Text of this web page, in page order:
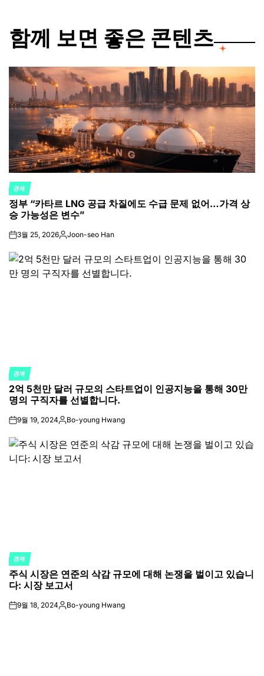
함께 보면 좋은 콘텐츠
POSTED
IN
경제
정부 “카타르 LNG 공급 차질에도 수급 문제 없어…가격 상
승 가능성은 변수”
on3월 25, 2026Posted
Joon-seo Han
POSTED
IN
경제
2억 5천만 달러 규모의 스타트업이 인공지능을 통해 30만
명의 구직자를 선별합니다.
on9월 19, 2024Posted
Bo-young Hwang
POSTED
IN
경제
주식 시장은 연준의 삭감 규모에 대해 논쟁을 벌이고 있습니
다: 시장 보고서
on9월 18, 2024Posted
Bo-young Hwang